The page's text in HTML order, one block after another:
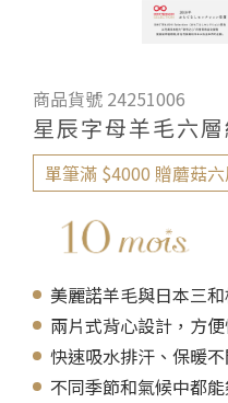
商品貨號 24251006
星辰字母羊毛六
單筆滿 $4000 贈蘑菇
美麗諾羊毛與日本三
兩片式背心設計，方
快速吸水排汗、保暖
不同季節和氣候中都